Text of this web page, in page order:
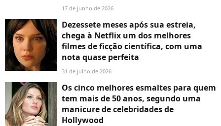
17 de junho de 2026
Dezessete meses após sua estreia,
chega à Netflix um dos melhores
filmes de ficção científica, com uma
nota quase perfeita
31 de julho de 2026
Os cinco melhores esmaltes para quem
tem mais de 50 anos, segundo uma
manicure de celebridades de
Hollywood